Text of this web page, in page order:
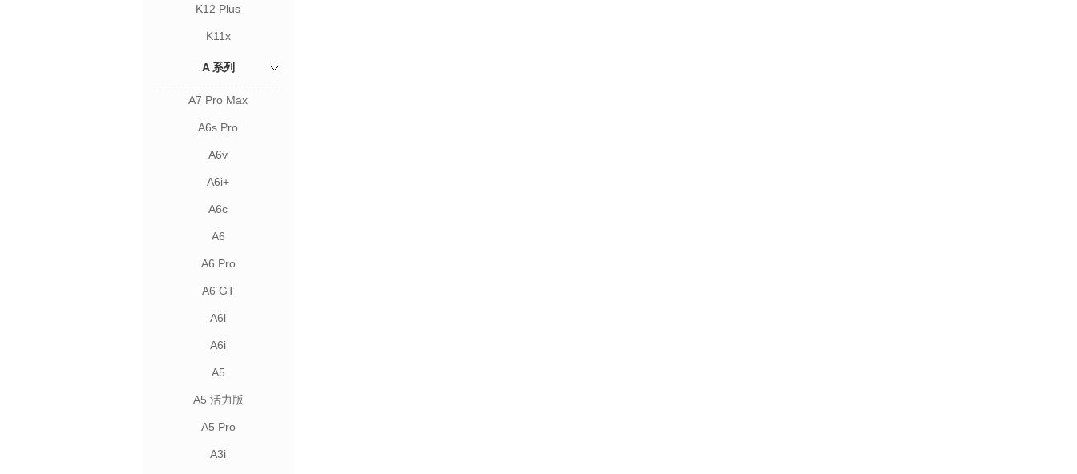
K12 Plus
K11x
A 系列
A7 Pro Max
A6s Pro
A6v
A6i+
A6c
A6
A6 Pro
A6 GT
A6l
A6i
A5
A5 活力版
A5 Pro
A3i